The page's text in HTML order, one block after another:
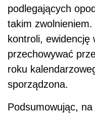
podlegających
takim
kontroli, ewidencję
przechowywać
roku
sporządzona.
Podsumowując,